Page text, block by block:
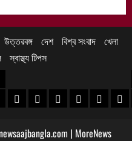
উত্তরবঙ্গ দেশ বিশ্ব সংবাদ খেলা
স্বাস্থ্য টিপস
খবর
নিউজ
আলিপুরদুয়ার খবর
জলপাইগুড়ি খবর
শিলিগুড়ি খবর
উত্তরদক্ষিণ
| MoreNews